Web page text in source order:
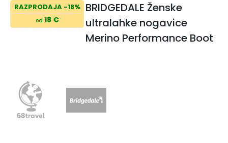
RAZPRODAJA -18%
od 18 €
BRIDGEDALE Ženske
ultralahke nogavice
Merino Performance Boot